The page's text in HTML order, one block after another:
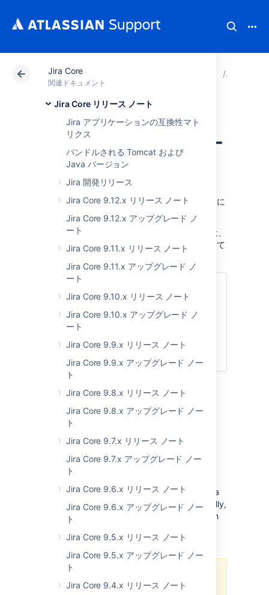
Jira Core
関連ドキュメント
Jira Core リリース ノート
Jira アプリケーションの互換性マト
リクス
バンドルされる Tomcat および
Java バージョン
Jira 開発リリース
Jira Core 9.12.x リリース ノート
Jira Core 9.12.x アップグレード ノ
ート
Jira Core 9.11.x リリース ノート
Jira Core 9.11.x アップグレード ノ
ート
Jira Core 9.10.x リリース ノート
Jira Core 9.10.x アップグレード ノ
ート
Jira Core 9.9.x リリース ノート
Jira Core 9.9.x アップグレード ノー
ト
Jira Core 9.8.x リリース ノート
Jira Core 9.8.x アップグレード ノー
ト
Jira Core 9.7.x リリース ノート
Jira Core 9.7.x アップグレード ノー
ト
Jira Core 9.6.x リリース ノート
Jira Core 9.6.x アップグレード ノー
ト
Jira Core 9.5.x リリース ノート
Jira Core 9.5.x アップグレード ノー
ト
Jira Core 9.4.x リリース ノート
アトラシアン サポート
Jira Core 8.13.x ア
ップグレード ノー
ここでは、Jira Core 8.13へのアップグレードに
関する重要な注意事項について説明します。
このリリースの新機能と改善の詳細については、
Jira Core 8.13.x リリース ノート
」を参照して
アップグレード ノート
サポート終了のお知らせ
アプリ開発者向けの情報
アップグレード ノート
8.13.12: PostgreSQL 12 と Amazon
Aurora PostgreSQL 12 のサポート
(Server and Data Center) and Amazon Aurora
PostgreSQL 12 (Data Center only). Additionally,
this version of Jira is tested and bundled with
JDBC driver.
where the Supported database